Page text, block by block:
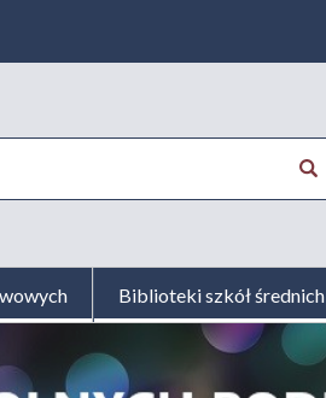
Biblioteki szkół średnich